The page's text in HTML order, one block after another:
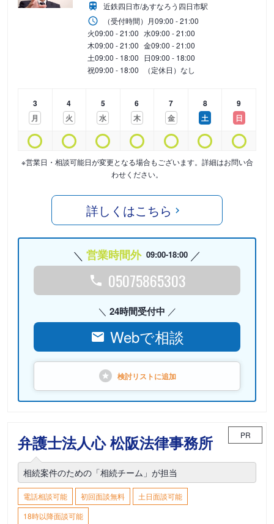
近鉄四日市/あすなろう四日市駅
（受付時間） 月09:00 - 21:00
火09:00 - 21:00 水09:00 - 21:00
木09:00 - 21:00 金09:00 - 21:00
土09:00 - 18:00 日09:00 - 18:00
祝09:00 - 18:00 （定休日）なし
3
月
4
火
5
水
6
木
7
金
8
土
9
日
※営業日・相談可能日が変更となる場合もございます。詳細はお問い合
わせください。
詳しくはこちら
営業時間外 09:00-18:00
05075865303
24時間受付中
Webで相談
検討リストに追加
弁護士法人心 松阪法律事務所 PR
相続案件のための「相続チーム」が担当
電話相談可能 初回面談無料
土日面談可能
18時以降面談可能